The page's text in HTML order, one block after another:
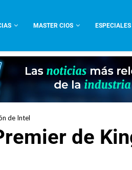
MASTER CIOS ESPECIALES
de Intel
de